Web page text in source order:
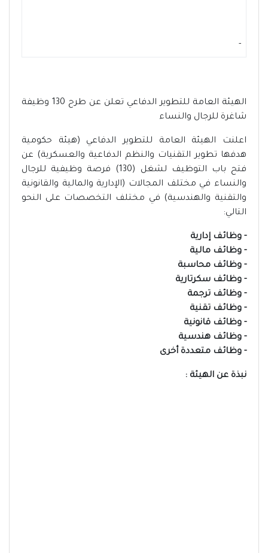
-
الهيئة العامة للتطوير الدفاعي تعلن عن طرح 130 وظيفة
شاغرة للرجال والنساء
اعلنت الهيئة العامة للتطوير الدفاعي (هيئة حكومية
هدفها تطوير التقنيات والنظم الدفاعية والعسكرية) عن
فتح باب التوظيف لشغل (130) فرصة وظيفية للرجال
والنساء في مختلف المجالات (الإدارية والمالية والقانونية
والتقنية والهندسية) في مختلف التخصصات على النحو
التالي:
- وظائف إدارية
- وظائف مالية
- وظائف محاسبة
- وظائف سكرتارية
- وظائف ترجمة
- وظائف تقنية
- وظائف قانونية
- وظائف هندسية
- وظائف متعددة أخرى
نبذة عن الهيئة :